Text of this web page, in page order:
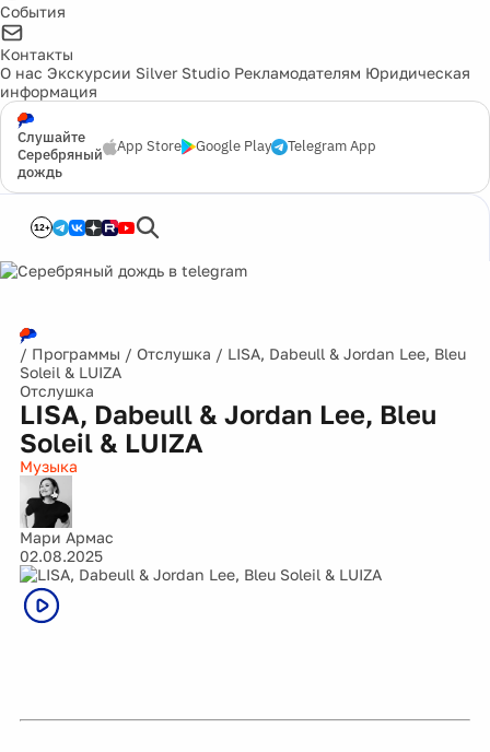
События
Контакты
О нас Экскурсии Silver Studio Рекламодателям Юридическая
информация
Слушайте
Серебряный
дождь
App Store Google Play Telegram App
12+
/ Программы / Отслушка / LISA, Dabeull & Jordan Lee, Bleu
Soleil & LUIZA
Отслушка
LISA, Dabeull & Jordan Lee, Bleu
Soleil & LUIZA
Музыка
Мари Армас
02.08.2025